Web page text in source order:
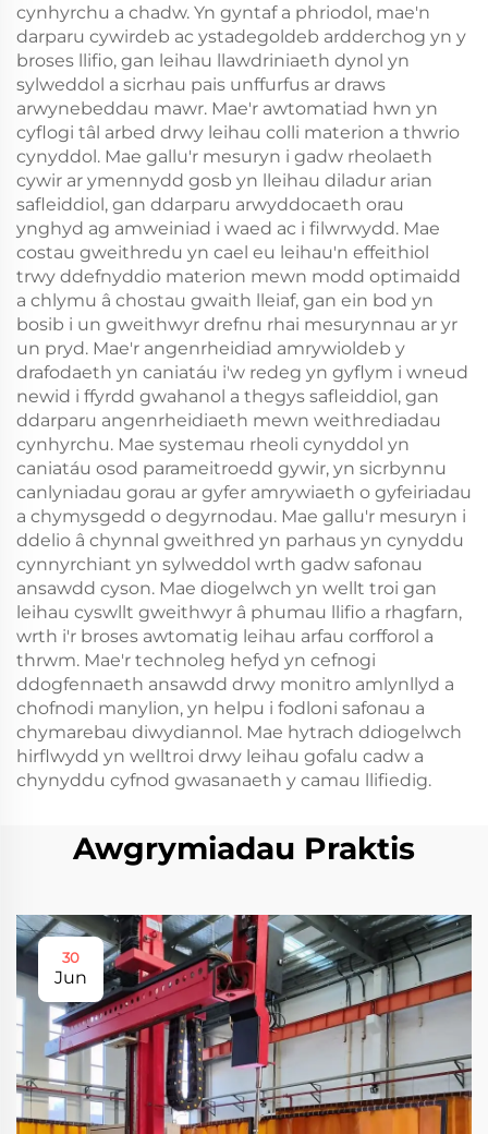
cynhyrchu a chadw. Yn gyntaf a phriodol, mae'n
darparu cywirdeb ac ystadegoldeb ardderchog yn y
broses llifio, gan leihau llawdriniaeth dynol yn
sylweddol a sicrhau pais unffurfus ar draws
arwynebeddau mawr. Mae'r awtomatiad hwn yn
cyflogi tâl arbed drwy leihau colli materion a thwrio
cynyddol. Mae gallu'r mesuryn i gadw rheolaeth
cywir ar ymennydd gosb yn lleihau diladur arian
safleiddiol, gan ddarparu arwyddocaeth orau
ynghyd ag amweiniad i waed ac i filwrwydd. Mae
costau gweithredu yn cael eu leihau'n effeithiol
trwy ddefnyddio materion mewn modd optimaidd
a chlymu â chostau gwaith lleiaf, gan ein bod yn
bosib i un gweithwyr drefnu rhai mesurynnau ar yr
un pryd. Mae'r angenrheidiad amrywioldeb y
drafodaeth yn caniatáu i'w redeg yn gyflym i wneud
newid i ffyrdd gwahanol a thegys safleiddiol, gan
ddarparu angenrheidiaeth mewn weithrediadau
cynhyrchu. Mae systemau rheoli cynyddol yn
caniatáu osod parameitroedd gywir, yn sicrbynnu
canlyniadau gorau ar gyfer amrywiaeth o gyfeiriadau
a chymysgedd o degyrnodau. Mae gallu'r mesuryn i
ddelio â chynnal gweithred yn parhaus yn cynyddu
cynnyrchiant yn sylweddol wrth gadw safonau
ansawdd cyson. Mae diogelwch yn wellt troi gan
leihau cyswllt gweithwyr â phumau llifio a rhagfarn,
wrth i'r broses awtomatig leihau arfau corfforol a
thrwm. Mae'r technoleg hefyd yn cefnogi
ddogfennaeth ansawdd drwy monitro amlynllyd a
chofnodi manylion, yn helpu i fodloni safonau a
chymarebau diwydiannol. Mae hytrach ddiogelwch
hirflwydd yn welltroi drwy leihau gofalu cadw a
chynyddu cyfnod gwasanaeth y camau llifiedig.
Awgrymiadau Praktis
30
Jun